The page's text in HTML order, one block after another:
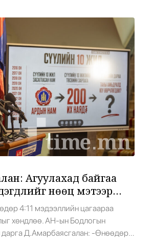
газар: Өчигдөр 43 вагон бензин
Х. Болормаа • 7 цаг 10 минутын өмнө
Агуулахад байгаа
үлдэгдлийг нөөц мэтээр
байна
Х. Болормаа • 7 цаг 29 минутын өмнө
АДМИН 7 цаг 51 минутын өмнө
цаачид Цагааннуурт хуралдаж
Агуулахад байгаа
нөөц мэтээр
байна
4:11 мэдээллийн цагаараа
хөндлөө. АН-ын Бодлогын
дарга Д.Амарбаясгалан: -Өнөөдөр